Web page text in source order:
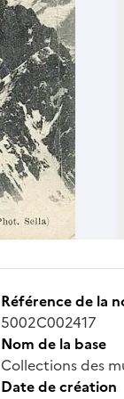
Référence de la
5002C002417
Nom de la base
Collections des
Date de création